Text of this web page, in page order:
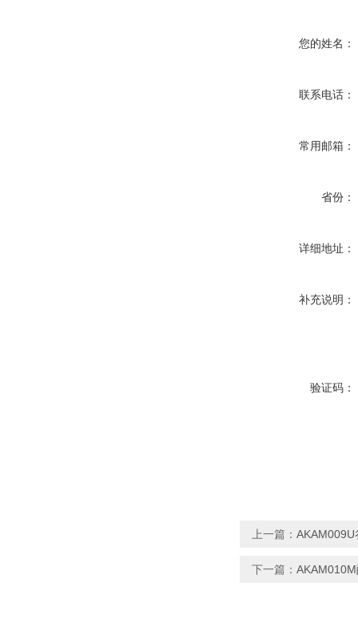
您的姓名：
联系电话：
常用邮箱：
省份：
详细地址：
补充说明：
验证码：
上一篇：
下一篇：